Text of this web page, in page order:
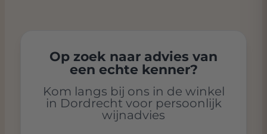
Op zoek naar advies van
een echte kenner?
Kom langs bij ons in de winkel
in Dordrecht voor persoonlijk
wijnadvies